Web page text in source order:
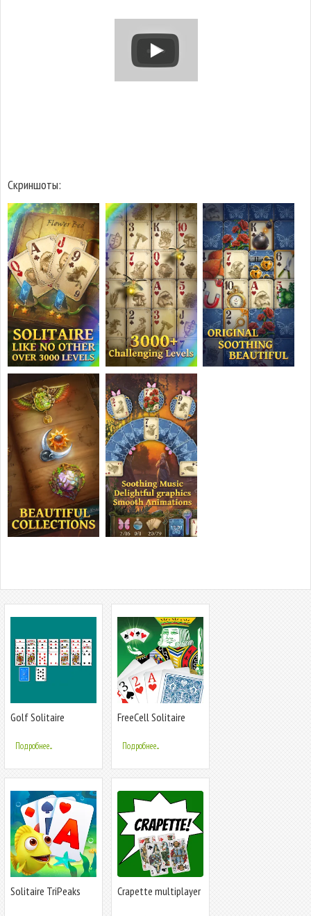
Скриншоты:
Golf Solitaire
Подробнее...
FreeCell Solitaire
Подробнее...
Solitaire TriPeaks
Crapette multiplayer